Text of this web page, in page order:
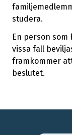
studera.
En person
vissa fall
framkommer
beslutet.